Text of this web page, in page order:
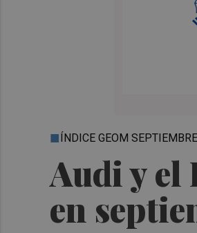
Audi y el
en
ÍNDICE GEOM